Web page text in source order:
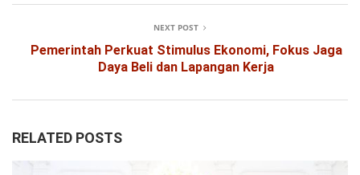
NEXT POST
Pemerintah Perkuat Stimulus Ekonomi, Fokus Jaga
Daya Beli dan Lapangan Kerja
RELATED POSTS